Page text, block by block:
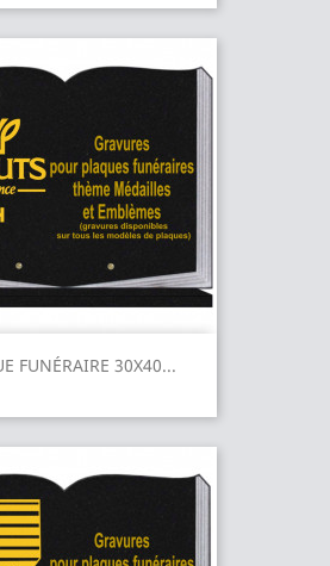
FUNÉRAIRE 30X40...